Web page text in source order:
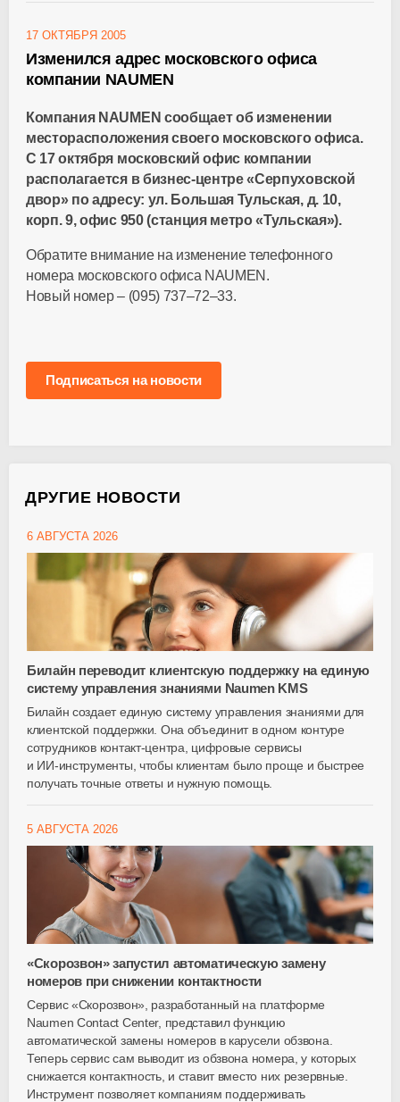
17 ОКТЯБРЯ 2005
Изменился адрес московского офиса
компании NAUMEN
Компания NAUMEN сообщает об изменении
месторасположения своего московского офиса.
С 17 октября московский офис компании
располагается в бизнес-центре «Серпуховской
двор» по адресу: ул. Большая Тульская, д. 10,
корп. 9, офис 950 (станция метро «Тульская»).
Обратите внимание на изменение телефонного
номера московского офиса NAUMEN.
Новый номер – (095) 737–72–33.
Подписаться на новости
ДРУГИЕ НОВОСТИ
6 АВГУСТА 2026
Билайн переводит клиентскую поддержку на единую
систему управления знаниями Naumen KMS
Билайн создает единую систему управления знаниями для
клиентской поддержки. Она объединит в одном контуре
сотрудников контакт-центра , цифровые сервисы
и ИИ-инструменты , чтобы клиентам было проще и быстрее
получать точные ответы и нужную помощь.
5 АВГУСТА 2026
«Скорозвон» запустил автоматическую замену
номеров при снижении контактности
Сервис «Скорозвон», разработанный на платформе
Naumen Contact Center, представил функцию
автоматической замены номеров в карусели обзвона.
Теперь сервис сам выводит из обзвона номера, у которых
снижается контактность, и ставит вместо них резервные.
Инструмент позволяет компаниям поддерживать